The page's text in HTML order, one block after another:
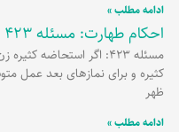
ادامه مطلب »
احکام طهارت: مسئله 423
مسئله 423: اگر استحاضه
کثیره و براى نمازهاى بعد عمل
ظهر
ادامه مطلب »